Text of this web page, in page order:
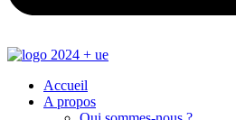
Accueil
A propos